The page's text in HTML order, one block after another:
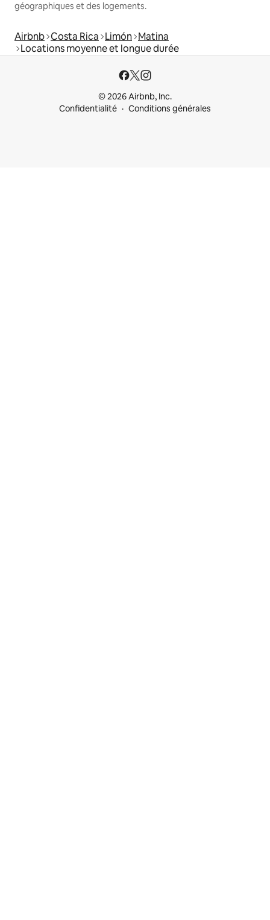
géographiques et des logements.
Airbnb Costa Rica Limón Matina
Locations moyenne et longue durée
© 2026 Airbnb, Inc.
Confidentialité
Conditions générales